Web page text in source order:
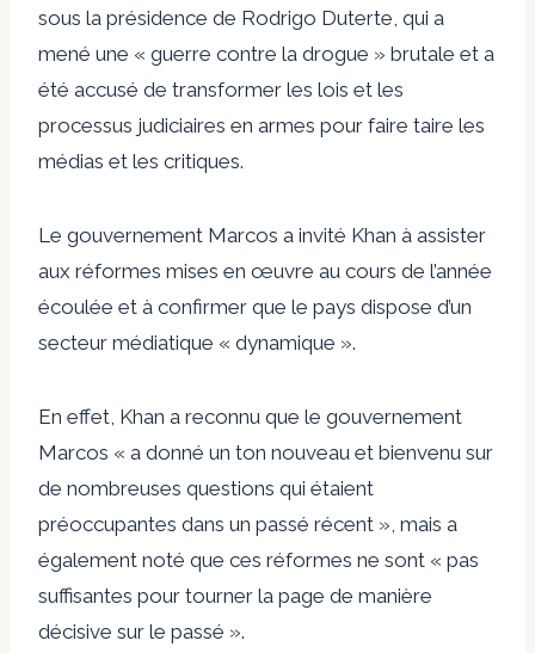
sous la présidence de Rodrigo Duterte, qui a
mené une « guerre contre la drogue » brutale et a
été accusé de transformer les lois et les
processus judiciaires en armes pour faire taire les
médias et les critiques.
Le gouvernement Marcos a invité Khan à assister
aux réformes mises en œuvre au cours de l’année
écoulée et à confirmer que le pays dispose d’un
secteur médiatique « dynamique ».
En effet, Khan a reconnu que le gouvernement
Marcos « a donné un ton nouveau et bienvenu sur
de nombreuses questions qui étaient
préoccupantes dans un passé récent », mais a
également noté que ces réformes ne sont « pas
suffisantes pour tourner la page de manière
décisive sur le passé ».